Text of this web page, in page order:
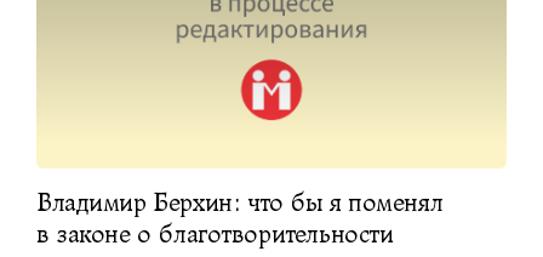
Владимир Берхин: что бы я поменял
в законе о благотворительности